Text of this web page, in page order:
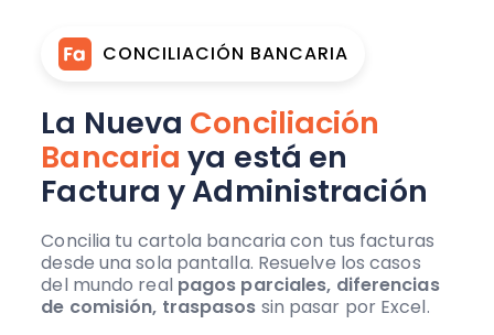
CONCILIACIÓN BANCARIA
La Nueva Conciliación
Bancaria ya está en
Factura y Administración
Concilia tu cartola bancaria con tus facturas
desde una sola pantalla. Resuelve los casos
del mundo real pagos parciales, diferencias
de comisión, traspasos sin pasar por Excel.